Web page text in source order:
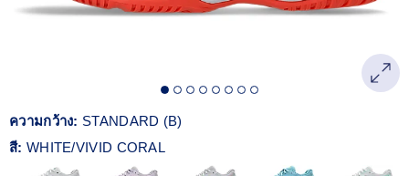
ความกว้าง: STANDARD (B)
สี: WHITE/VIVID CORAL